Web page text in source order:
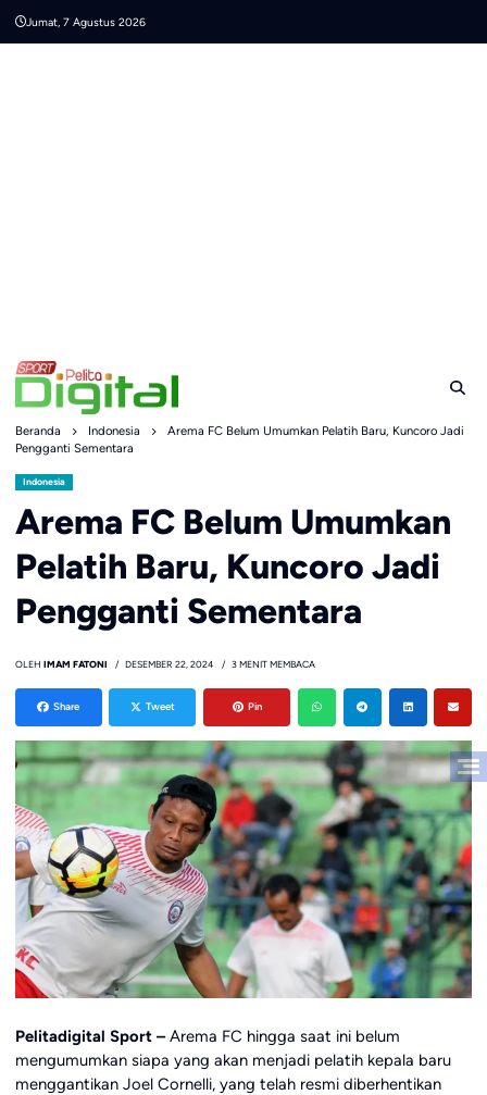
Jumat, 7 Agustus 2026
Beranda Indonesia
Arema FC Belum Umumkan Pelatih Baru, Kuncoro Jadi
Pengganti Sementara
Indonesia
Arema FC Belum Umumkan
Pelatih Baru, Kuncoro Jadi
Pengganti Sementara
OLEH IMAM FATONI DESEMBER 22, 2024 3 MENIT MEMBACA
Share Tweet Pin
Pelitadigital Sport –Arema FC hingga saat ini belum
mengumumkan siapa yang akan menjadi pelatih kepala baru
menggantikan Joel Cornelli, yang telah resmi diberhentikan